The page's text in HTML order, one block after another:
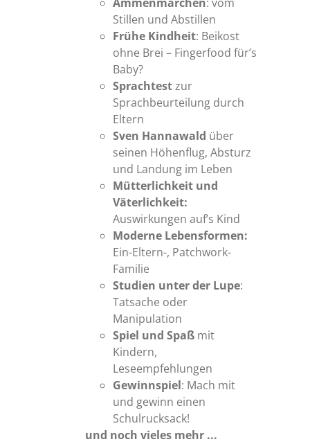
Stillen und Abstillen
Frühe Kindheit: Beikost
ohne Brei – Fingerfood für’s
Baby?
Sprachtestzur
Sprachbeurteilung durch
Eltern
Sven Hannawald über
seinen Höhenflug, Absturz
und Landung im Leben
Mütterlichkeit und
Väterlichkeit:
Auswirkungen auf’s Kind
Moderne Lebensformen:
Ein-Eltern-, Patchwork-
Familie
Studien unter der Lupe:
Tatsache oder
Manipulation
Spiel und Spaß mit
Kindern,
Leseempfehlungen
Gewinnspiel: Mach mit
und gewinn einen
Schulrucksack!
und noch vieles mehr ...